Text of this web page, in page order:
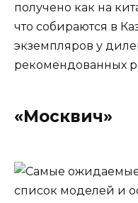
получено как на
что собираются в
экземпляров у
рекомендованных
«Москвич»